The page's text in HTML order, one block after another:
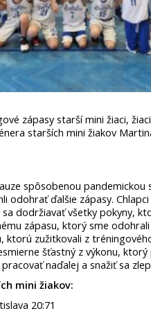
zápasy starší mini žiaci,
starších mini žiakov
spôsobenou
odohrať ďalšie zápasy.
sa dodržiavať všetky pokyny,
zápasu, ktorý sme
ktorú zužitkovali z
šťastný z výkonu, ktorý
naďalej a snažiť sa
mini žiakov:
20:71